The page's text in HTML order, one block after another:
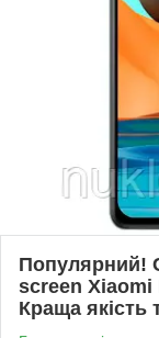
Популярний!
screen Xiaomi
Краща якість